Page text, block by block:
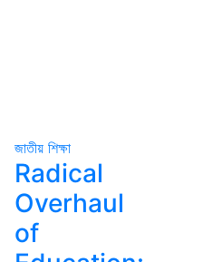
জাতীয় শিক্ষা
Radical
Overhaul
of